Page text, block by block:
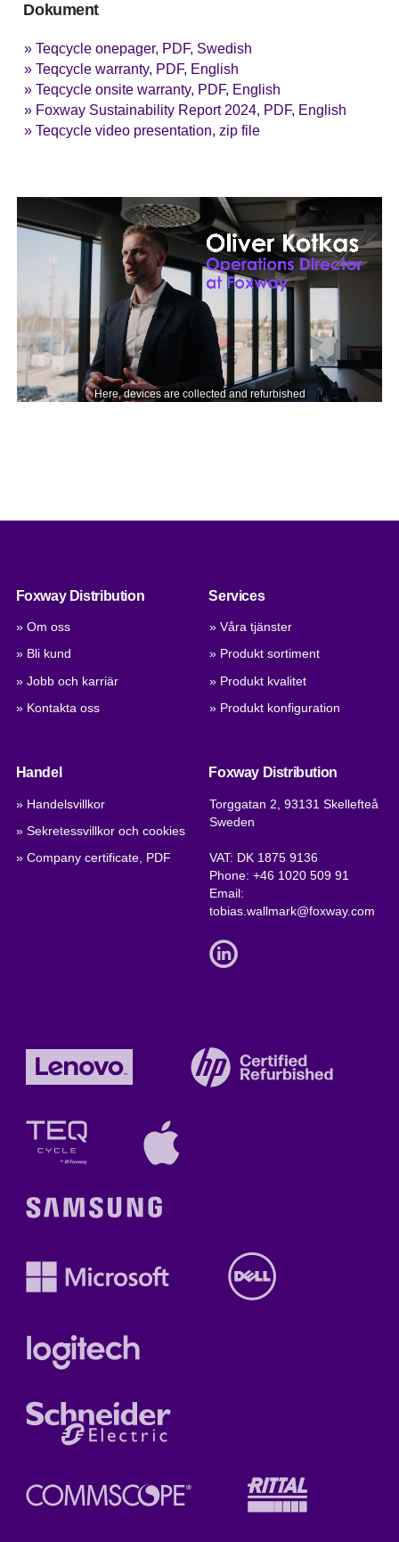
Dokument
» Teqcycle onepager, PDF, Swedish
» Teqcycle warranty, PDF, English
» Teqcycle onsite warranty, PDF, English
» Foxway Sustainability Report 2024, PDF, English
» Teqcycle video presentation, zip file
Foxway Distribution
» Om oss
» Bli kund
» Jobb och karriär
» Kontakta oss
Services
» Våra tjänster
» Produkt sortiment
» Produkt kvalitet
» Produkt konfiguration
Handel
» Handelsvillkor
» Sekretessvillkor och cookies
» Company certificate, PDF
Foxway Distribution
Torggatan 2, 93131 Skellefteå
Sweden
VAT: DK 1875 9136
Phone:+46 1020 509 91
Email:
tobias.wallmark@foxway.com